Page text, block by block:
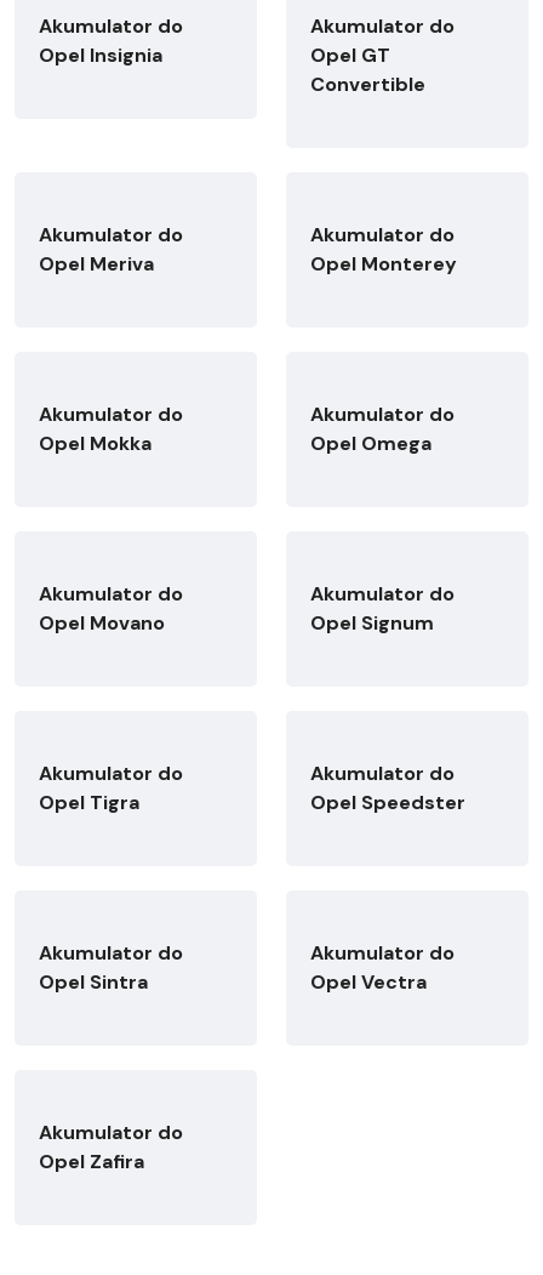
Akumulator do
Opel Insignia
Akumulator do
Opel GT
Convertible
Akumulator do
Opel Meriva
Akumulator do
Opel Monterey
Akumulator do
Opel Mokka
Akumulator do
Opel Omega
Akumulator do
Opel Movano
Akumulator do
Opel Signum
Akumulator do
Opel Tigra
Akumulator do
Opel Speedster
Akumulator do
Opel Sintra
Akumulator do
Opel Vectra
Akumulator do
Opel Zafira